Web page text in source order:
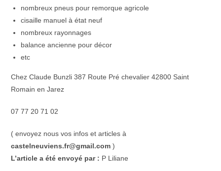
nombreux pneus pour remorque agricole
cisaille manuel à état neuf
nombreux rayonnages
balance ancienne pour décor
etc
Chez Claude Bunzli 387 Route Pré chevalier 42800 Saint
Romain en Jarez
07 77 20 71 02
( envoyez nous vos infos et articles à
castelneuviens.fr@gmail.com )
L’article a été envoyé par : P Liliane